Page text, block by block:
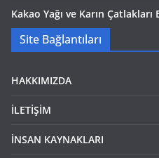
Kakao Yağı ve Karın
Site Bağlantıları
HAKKIMIZDA
İLETİŞİM
İNSAN KAYNAKLARI